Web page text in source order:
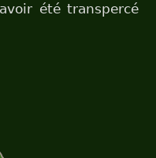
été transpercé